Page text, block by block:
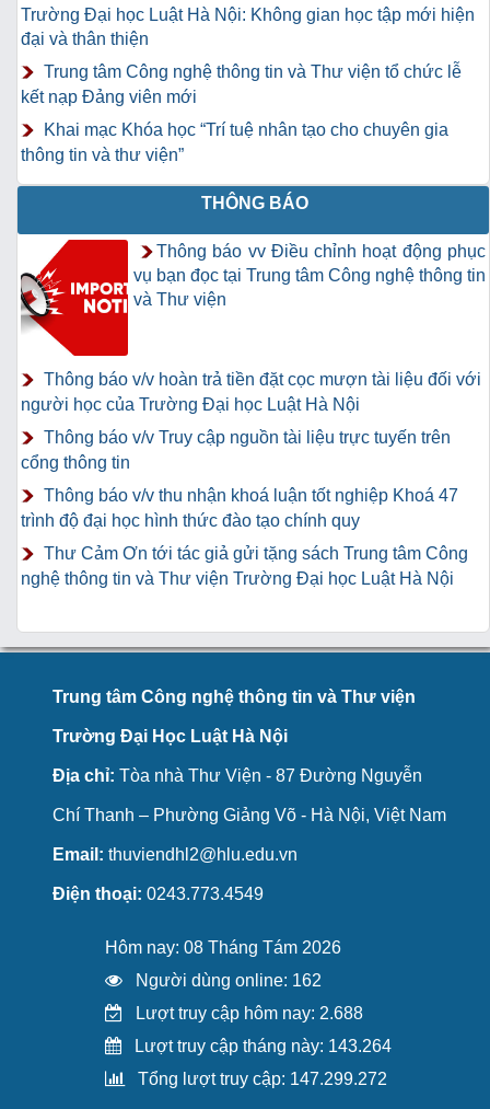
Trường Đại học Luật Hà Nội: Không gian học tập mới hiện
đại và thân thiện
Trung tâm Công nghệ thông tin và Thư viện tổ chức lễ
kết nạp Đảng viên mới
Khai mạc Khóa học “Trí tuệ nhân tạo cho chuyên gia
thông tin và thư viện”
THÔNG BÁO
Thông báo vv Điều chỉnh hoạt động phục
vụ bạn đọc tại Trung tâm Công nghệ thông tin
và Thư viện
Thông báo v/v hoàn trả tiền đặt cọc mượn tài liệu đối với
người học của Trường Đại học Luật Hà Nội
Thông báo v/v Truy cập nguồn tài liệu trực tuyến trên
cổng thông tin
Thông báo v/v thu nhận khoá luận tốt nghiệp Khoá 47
trình độ đại học hình thức đào tạo chính quy
Thư Cảm Ơn tới tác giả gửi tặng sách Trung tâm Công
nghệ thông tin và Thư viện Trường Đại học Luật Hà Nội
Trung tâm Công nghệ thông tin và Thư viện
Trường Đại Học Luật Hà Nội
Địa chỉ: Tòa nhà Thư Viện - 87 Đường Nguyễn
Chí Thanh – Phường Giảng Võ - Hà Nội, Việt Nam
Email: thuviendhl2@hlu.edu.vn
Điện thoại: 0243.773.4549
Hôm nay: 08 Tháng Tám 2026
Người dùng online: 162
Lượt truy cập hôm nay: 2.688
Lượt truy cập tháng này: 143.264
Tổng lượt truy cập: 147.299.272